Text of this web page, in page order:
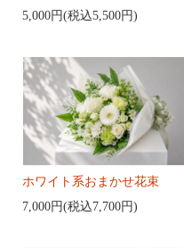
5,000円(税込5,500円)
ホワイト系おまかせ花束
7,000円(税込7,700円)